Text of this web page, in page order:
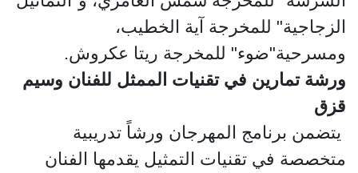
الزجاجية" للمخرجة آية الخطيب،
ومسرحية"ضوء" للمخرجة ريتا عكروش.
ورشة تمارين في تقنيات الممثل للفنان وسيم
قزق
يتضمن برنامج المهرجان ورشاً تدريبية
متخصصة في تقنيات التمثيل يقدمها الفنان